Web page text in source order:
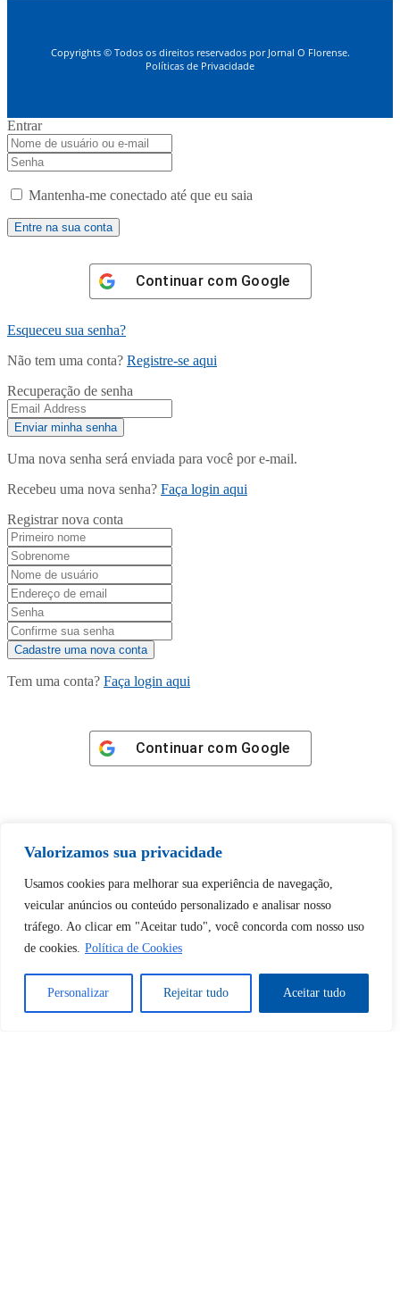
Valorizamos sua privacidade
Usamos cookies para melhorar sua experiência de navegação,
veicular anúncios ou conteúdo personalizado e analisar nosso
tráfego. Ao clicar em "Aceitar tudo", você concorda com nosso uso
de cookies. Política de Cookies
Personalizar Rejeitar tudo Aceitar tudo
Copyrights © Todos os direitos reservados por Jornal O Florense.
Políticas de Privacidade
Entrar
Mantenha-me conectado até que eu saia
Continuar com Google
Esqueceu sua senha?
Não tem uma conta? Registre-se aqui
Recuperação de senha
Uma nova senha será enviada para você por e-mail.
Recebeu uma nova senha? Faça login aqui
Registrar nova conta
Tem uma conta? Faça login aqui
Continuar com Google
desbloquear esta publicação?
Desbloquear esquerda : 0
Sim Não